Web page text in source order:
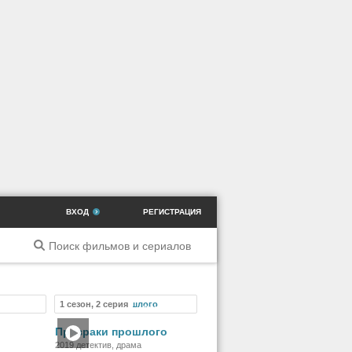
ВХОД РЕГИСТРАЦИЯ
1 сезон, 2 серия Фильм
Призраки прошлого
2019 детектив, драма